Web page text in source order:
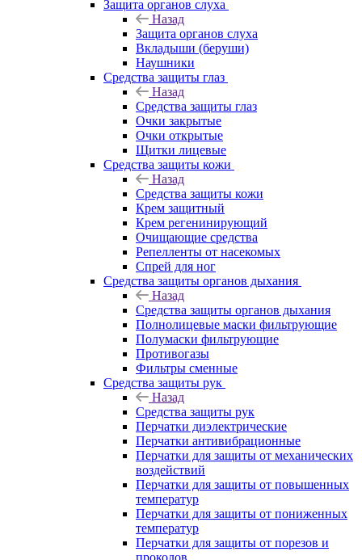
Защита органов слуха
Назад
Защита органов слуха
Вкладыши (беруши)
Наушники
Средства защиты глаз
Назад
Средства защиты глаз
Очки закрытые
Очки открытые
Щитки лицевые
Средства защиты кожи
Назад
Средства защиты кожи
Крем защитный
Крем регенинирующий
Очищающие средства
Репелленты от насекомых
Спрей для ног
Средства защиты органов дыхания
Назад
Средства защиты органов дыхания
Полнолицевые маски фильтрующие
Полумаски фильтрующие
Противогазы
Фильтры сменные
Средства защиты рук
Назад
Средства защиты рук
Перчатки диэлектрические
Перчатки антивибрационные
Перчатки для защиты от механических
воздействий
Перчатки для защиты от повышенных
температур
Перчатки для защиты от пониженных
температур
Перчатки для защиты от порезов и
проколов